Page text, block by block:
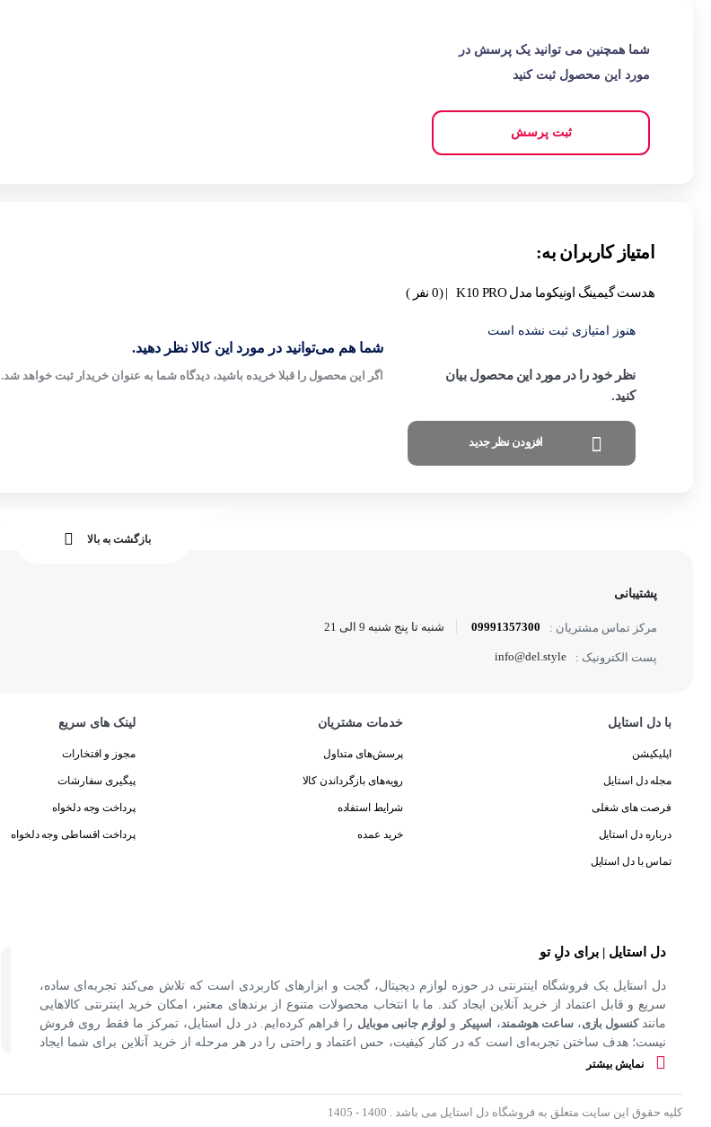
شما همچنین می توانید یک پرسش در
مورد این محصول ثبت کنید
ثبت پرسش
امتیاز کاربران به:
هدست گیمینگ اونیکوما مدل K10 PRO | (0 نفر )
هنوز امتیازی ثبت نشده است
نظر خود را در مورد این محصول بیان
کنید.
افزودن نظر جدید
شما هم می‌توانید در مورد این کالا نظر دهید.
اگر این محصول را قبلا خریده باشید، دیدگاه شما به عنوان خریدار ثبت خواهد شد.
بازگشت به بالا
پشتیبانی
مرکز تماس مشتریان : 09991357300 شنبه تا پنج شنبه 9 الی 21
پست الکترونیک : info@del.style
با دل استایل
اپلیکیشن
مجله دل استایل
فرصت های شغلی
درباره دل استایل
تماس با دل استایل
خدمات مشتریان
پرسش‌های متداول
رویه‌های بازگرداندن کالا
شرایط استفاده
خرید عمده
لینک های سریع
مجوز و افتخارات
پیگیری سفارشات
پرداخت وجه دلخواه
پرداخت اقساطی وجه دلخواه
دل استایل | برای دلِ تو
دل استایل یک فروشگاه اینترنتی در حوزه لوازم دیجیتال، گجت و ابزارهای کاربردی است که تلاش می‌کند تجربه‌ای ساده،
سریع و قابل اعتماد از خرید آنلاین ایجاد کند. ما با انتخاب محصولات متنوع از برندهای معتبر، امکان خرید اینترنتی کالاهایی
مانندکنسول بازی،ساعت هوشمند، اسپیکر ولوازم جانبی موبایل را فراهم کرده‌ایم. در دل استایل، تمرکز ما فقط روی فروش
نیست؛ هدف ساختن تجربه‌ای است که در کنار کیفیت، حس اعتماد و راحتی را در هر مرحله از خرید آنلاین برای شما ایجاد
کند.
نمایش بیشتر
کلیه حقوق این سایت متعلق به فروشگاه دل استایل می باشد . 1400 - 1405